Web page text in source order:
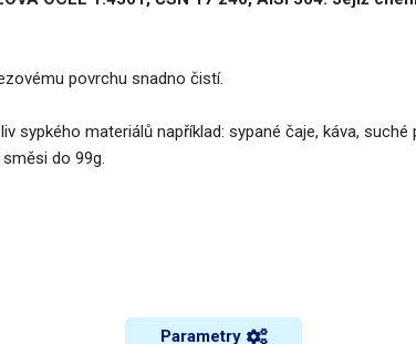
povrchu snadno čistí.
sypkého materiálů například: sypané čaje, káva, suché
do 99g.
Parametry